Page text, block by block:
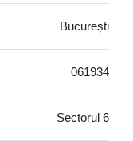
București
061934
Sectorul 6